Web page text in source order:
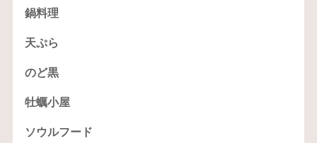
鍋料理
天ぷら
のど黒
牡蠣小屋
ソウルフード